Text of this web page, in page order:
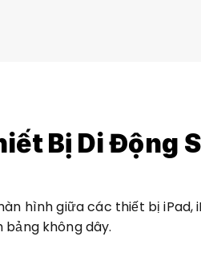
Bị Di Động
hình giữa các thiết bị iPad,
không dây.